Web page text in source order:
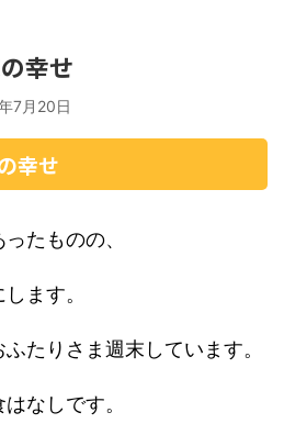
幸せ
7月20日
幸せ
たものの、
ます。
たりさま週末しています。
なしです。